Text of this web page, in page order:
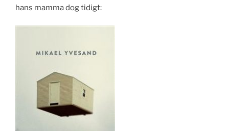
hans mamma dog tidigt: